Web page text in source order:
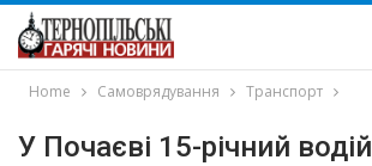
Home Самоврядування Транспорт
У Почаєві 15-річний водій